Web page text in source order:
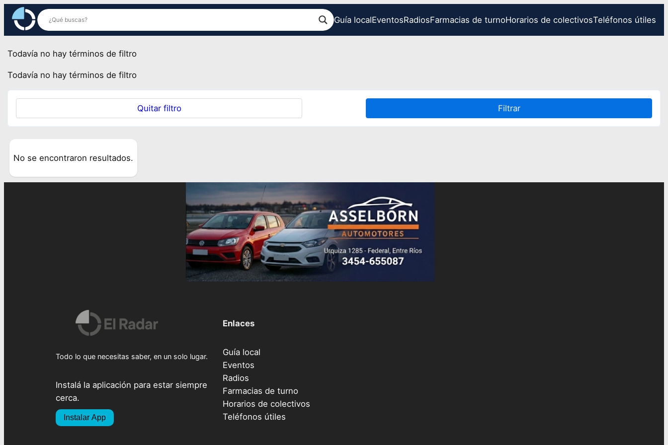
Saltar
contenido
Guía localEventosRadiosFarmacias de turnoHorarios de colectivosTeléfonos útiles
Todavía no hay términos de filtro
Todavía no hay términos de filtro
Filtrar
Quitar filtro
No se encontraron resultados.
Todo lo que necesitas saber, en un solo lugar.
Instalá la aplicación para estar siempre
cerca.
Instalar App
Enlaces
Guía local
Eventos
Radios
Farmacias de turno
Horarios de colectivos
Teléfonos útiles